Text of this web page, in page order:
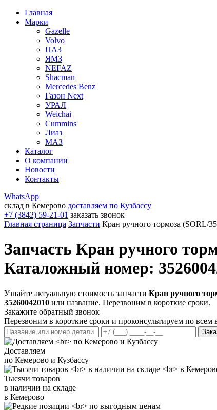
Главная
Марки
Gazelle
Volvo
ПАЗ
ЯМЗ
NEFAZ
Shacman
Mercedes Benz
Газон Next
УРАЛ
Weichai
Cummins
Лиаз
МАЗ
Каталог
О компании
Новости
Контакты
WhatsApp
склад в Кемерово доставляем по Кузбассу
+7 (3842) 59-21-01 заказать звонок
Главная страница Запчасти Кран ручного тормоза (SORL/
Запчасть Кран ручного
Каталожный номер:
Узнайте актуальную стоимость запчасти Кран ручного
35260042010 или название. Перезвоним в короткие сроки.
Закажите обратный звонок
Перезвоним в короткие сроки и проконсультируем по всем
Доставляем
по Кемерово и Кузбассу
Тысячи товаров
в наличии на складе
в Кемерово